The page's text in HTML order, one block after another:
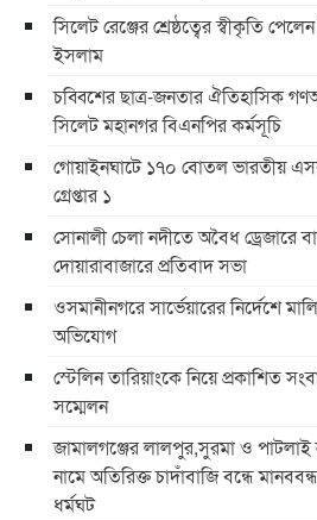
সিলেট রেঞ্জের শ্রেষ্ঠত্বের স্বীকৃতি
ইসলাম
চব্বিশের ছাত্র-জনতার ঐতিহাসিক
সিলেট মহানগর বিএনপির কর্মসূচি
গোয়াইনঘাটে ১৭০ বোতল ভারতীয়
গ্রেপ্তার ১
সোনালী চেলা নদীতে অবৈধ ড্রেজারে
দোয়ারাবাজারে প্রতিবাদ সভা
ওসমানীনগরে সার্ভেয়ারের নির্দেশে
অভিযোগ
স্টেলিন তারিয়াংকে নিয়ে প্রকাশিত
সম্মেলন
জামালগঞ্জের লালপুর,সুরমা ও পাটলাই
নামে অতিরিক্ত চাদাঁবাজি বন্ধে
ধর্মঘট